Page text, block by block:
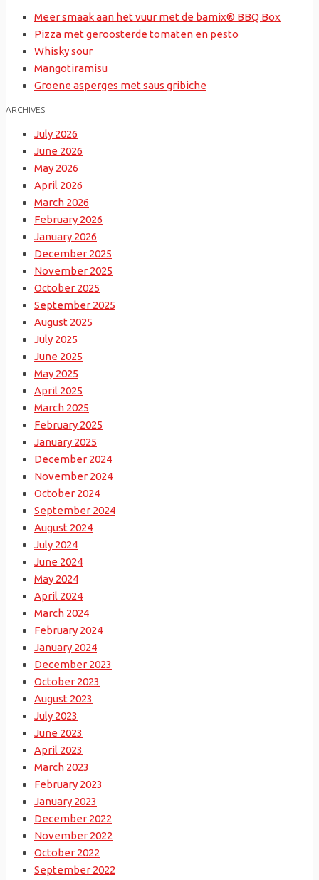
Meer smaak aan het vuur met de bamix® BBQ Box
Pizza met geroosterde tomaten en pesto
Whisky sour
Mangotiramisu
Groene asperges met saus gribiche
ARCHIVES
July 2026
June 2026
May 2026
April 2026
March 2026
February 2026
January 2026
December 2025
November 2025
October 2025
September 2025
August 2025
July 2025
June 2025
May 2025
April 2025
March 2025
February 2025
January 2025
December 2024
November 2024
October 2024
September 2024
August 2024
July 2024
June 2024
May 2024
April 2024
March 2024
February 2024
January 2024
December 2023
October 2023
August 2023
July 2023
June 2023
April 2023
March 2023
February 2023
January 2023
December 2022
November 2022
October 2022
September 2022